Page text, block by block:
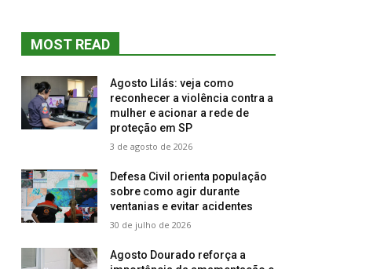
MOST READ
Agosto Lilás: veja como
reconhecer a violência contra a
mulher e acionar a rede de
proteção em SP
3 de agosto de 2026
Defesa Civil orienta população
sobre como agir durante
ventanias e evitar acidentes
30 de julho de 2026
Agosto Dourado reforça a